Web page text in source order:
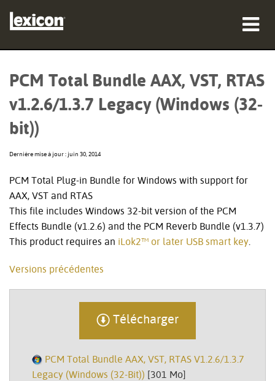
Professionnels
Formation
Langue/Région
PCM Total Bundle AAX, VST, RTAS
v1.2.6/1.3.7 Legacy (Windows (32-
bit))
Dernière mise à jour : juin 30, 2014
PCM Total Plug-in Bundle for Windows with support for
AAX, VST and RTAS
This file includes Windows 32-bit version of the PCM
Effects Bundle (v1.2.6) and the PCM Reverb Bundle (v1.3.7)
This product requires an iLok2™ or later USB smart key.
Versions précédentes
Télécharger
PCM Total Bundle AAX, VST, RTAS V1.2.6/1.3.7
Legacy (Windows (32-Bit)) [301 Mo]